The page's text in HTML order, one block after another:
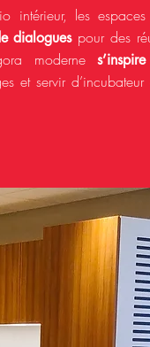
intérieur, les
dialoguespour des
moderne
et servir